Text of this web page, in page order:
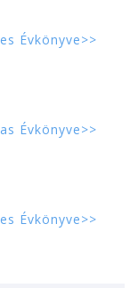
Évkönyve>>
Évkönyve>>
Évkönyve>>